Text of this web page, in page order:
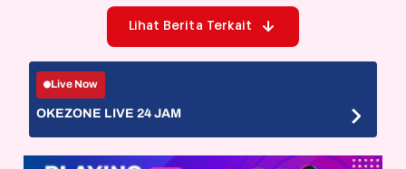
Lihat Berita Terkait
Live Now
OKEZONE LIVE 24 JAM